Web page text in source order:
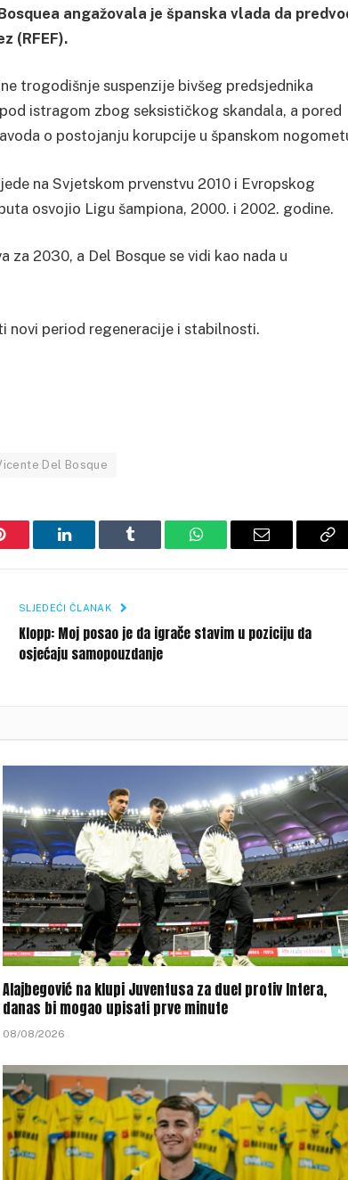
angažovala je španska vlada da
(RFEF).
trogodišnje suspenzije bivšeg predsjednika
istragom zbog seksističkog skandala, a pored
o postojanju korupcije u španskom
na Svjetskom prvenstvu 2010 i Evropskog
osvojio Ligu šampiona, 2000. i 2002. godine.
2030, a Del Bosque se vidi kao nada u
novi period regeneracije i stabilnosti.
Del Bosque
LinkedIn Tumblr WhatsAppEmail
SLJEDEĆI ČLANAK
Klopp: Moj posao je da igrače stavim u poziciju da
osjećaju samopouzdanje
Alajbegović na klupi Juventusa za duel protiv Intera,
danas bi mogao upisati prve minute
08/08/2026